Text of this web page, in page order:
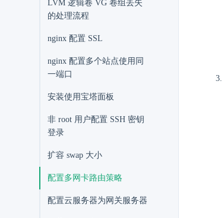
LVM 逻辑卷 VG 卷组丢失
的处理流程
nginx 配置 SSL
nginx 配置多个站点使用同
一端口
安装使用宝塔面板
非 root 用户配置 SSH 密钥
登录
扩容 swap 大小
配置多网卡路由策略
配置云服务器为网关服务器